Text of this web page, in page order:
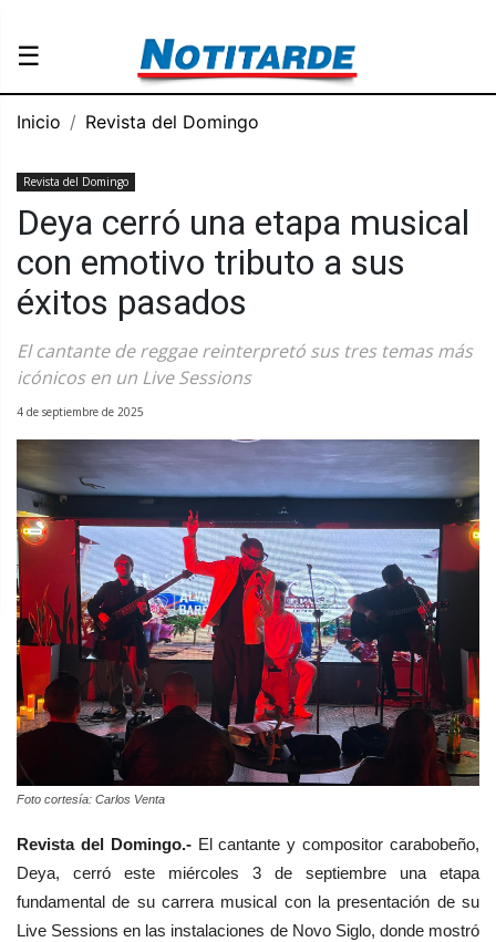
☰
Inicio Revista del Domingo
Revista del Domingo
Deya cerró una etapa musical
con emotivo tributo a sus
éxitos pasados
El cantante de reggae reinterpretó sus tres temas más
icónicos en un Live Sessions
4 de septiembre de 2025
Foto cortesía: Carlos Venta
Revista del Domingo.-El cantante y compositor carabobeño,
Deya, cerró este miércoles 3 de septiembre una etapa
fundamental de su carrera musical con la presentación de su
Live Sessions en las instalaciones de Novo Siglo, donde mostró